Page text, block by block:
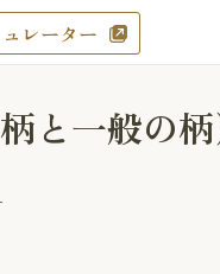
レーター
と一般の柄